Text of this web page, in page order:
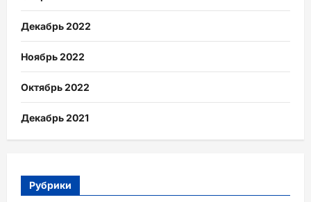
Декабрь 2022
Ноябрь 2022
Октябрь 2022
Декабрь 2021
Рубрики